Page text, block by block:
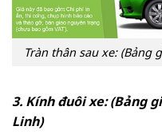
Tràn thân sau xe: (Bảng
3. Kính đuôi xe: (Bảng
Linh)